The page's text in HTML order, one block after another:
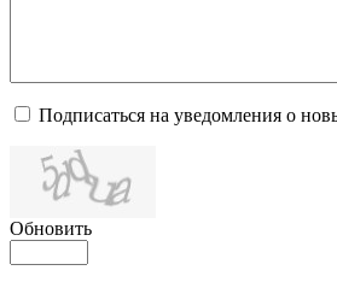
Подписаться на уведомления о
Обновить